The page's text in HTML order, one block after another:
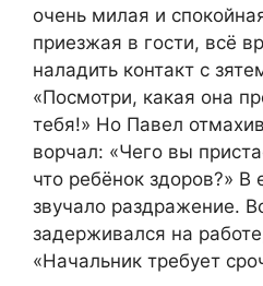
очень милая и
приезжая в гости, всё
наладить контакт с
«Посмотри, какая она
тебя!» Но Павел
ворчал: «Чего вы
что ребёнок здоров?» В
звучало раздражение.
задерживался на
«Начальник требует